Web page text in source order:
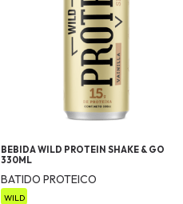
BEBIDA WILD PROTEIN SHAKE & GO
330ML
BATIDO PROTEICO
WILD